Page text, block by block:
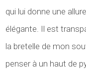
qui lui donne une
élégante. Il est
la bretelle de mon
penser à un haut de